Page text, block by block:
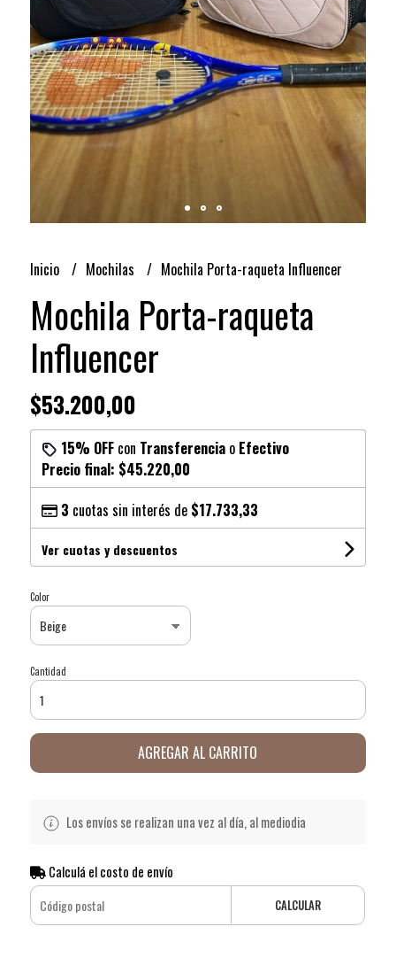
Inicio Mochilas Mochila Porta-raqueta Influencer
Mochila Porta-raqueta
Influencer
$53.200,00
15% OFFcon Transferenciao Efectivo
Precio final: $45.220,00
3 cuotas sin interés de $17.733,33
Ver cuotas y descuentos
Color
Cantidad
AGREGAR AL CARRITO
Los envíos se realizan una vez al día, al mediodia
Calculá el costo de envío
CALCULAR